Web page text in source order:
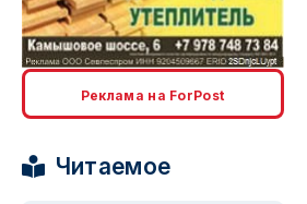
erid: 2SDnjcLUypt
Реклама на ForPost
Читаемое